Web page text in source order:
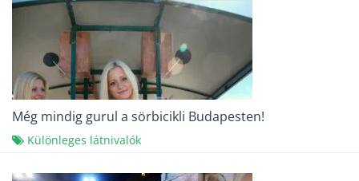
Még mindig gurul a sörbicikli Budapesten!
Különleges látnivalók